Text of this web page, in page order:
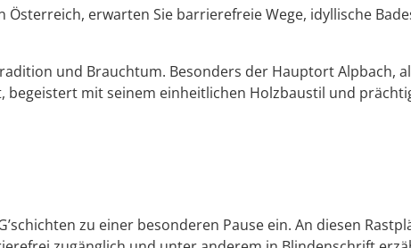
erwarten Sie barrierefreie Wege, idyllische
und Brauchtum. Besonders der Hauptort Alpbach,
begeistert mit seinem einheitlichen Holzbaustil und
zu einer besonderen Pause ein. An diesen